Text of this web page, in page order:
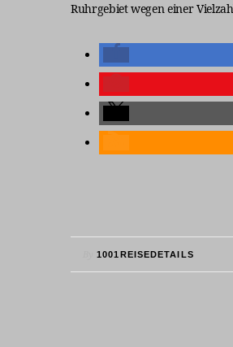
Ruhrgebiet wegen einer
1001REISEDETAILS